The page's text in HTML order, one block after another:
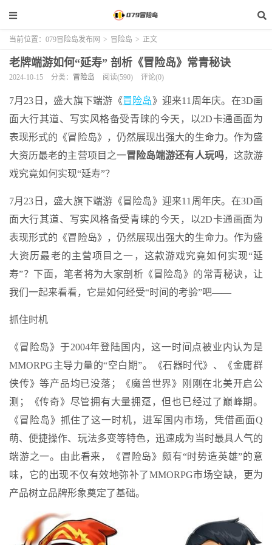
当前位置： 079冒险岛发布网 > 冒险岛 > 正文
老牌端游如何“延寿” 剖析《冒险岛》常青秘诀
2024-10-15 分类： 冒险岛 阅读(590) 评论(0)
7月23日，盛大旗下端游《冒险岛》迎来11周年庆。在3D画
面大行其道、写实风格备受青睐的今天，以2D卡通画面为
表现形式的《冒险岛》，仍然展现出强大的生命力。作为盛
大资历最老的主营项目之一冒险岛端游还有人玩吗，这款游
戏究竟如何实现“延寿”？
7月23日，盛大旗下端游《冒险岛》迎来11周年庆。在3D画
面大行其道、写实风格备受青睐的今天，以2D卡通画面为
表现形式的《冒险岛》，仍然展现出强大的生命力。作为盛
大资历最老的主营项目之一，这款游戏究竟如何实现“延
寿”？下面，笔者将为大家剖析《冒险岛》的常青秘诀，让
我们一起来看看，它是如何经受“时间的考验”吧——
抓住时机
《冒险岛》于2004年登陆国内，这一时间点被业内认为是
MMORPG主导力量的“空白期”。《石器时代》、《金庸群
侠传》等产品均已没落；《魔兽世界》刚刚在北美开启公
测；《传奇》尽管拥有大量拥趸，但也已经过了巅峰期。
《冒险岛》抓住了这一时机，进军国内市场，凭借画面Q
萌、便捷操作、玩法多变等特色，迅速成为当时最具人气的
端游之一。由此看来，《冒险岛》颇有“时势造英雄”的意
味，它的出现不仅有效地弥补了MMORPG市场空缺，更为
产品树立品牌形象奠定了基础。